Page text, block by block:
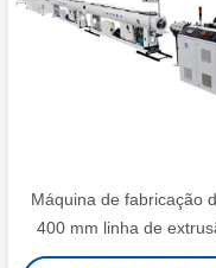
Máquina de fabricação
400 mm linha de
alta capacidade para